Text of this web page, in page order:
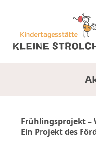
Frühlingsprojekt –
Ein Projekt des